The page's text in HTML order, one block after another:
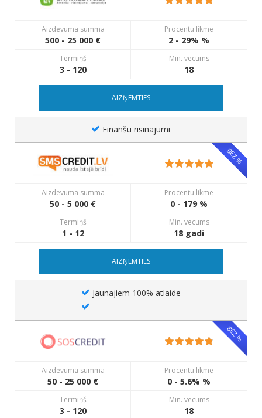
Aizdevuma summa
500 - 25 000 €
Procentu likme
2 - 29% %
Termiņš
3 - 120
Min. vecums
18
AIZŅEMTIES
Finanšu risinājumi
BEZ %
Aizdevuma summa
50 - 5 000 €
Procentu likme
0 - 179 %
Termiņš
1 - 12
Min. vecums
18 gadi
AIZŅEMTIES
Jaunajiem 100% atlaide
BEZ %
Aizdevuma summa
50 - 25 000 €
Procentu likme
0 - 5.6% %
Termiņš
3 - 120
Min. vecums
18